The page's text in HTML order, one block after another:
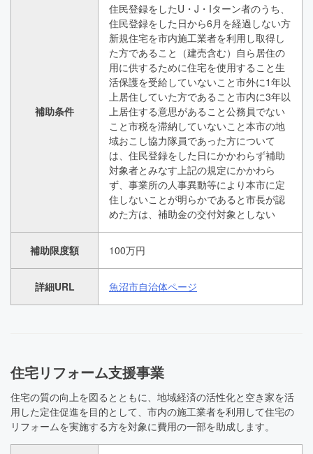
補助条件
住民登録をしたU・J・Iターン者のうち、
住民登録をした日から6月を経過しない方
新規住宅を市内施工業者を利用し取得し
た方であること（建売含む）自ら居住の
用に供するために住宅を使用すること生
活保護を受給していないこと市外に1年以
上居住していた方であること市内に3年以
上居住する意思があること公務員でない
こと市税を滞納していないこと本市の地
域おこし協力隊員であった方について
は、住民登録をした日にかかわらず補助
対象者とみなす上記の規定にかかわら
ず、事業所の人事異動等により本市に定
住しないことが明らかであると市長が認
めた方は、補助金の交付対象としない
補助限度額 100万円
詳細URL 魚沼市自治体ページ
住宅リフォーム支援事業
住宅の質の向上を図るとともに、地域経済の活性化と空き家を活
用した定住促進を目的として、市内の施工業者を利用して住宅の
リフォームを実施する方を対象に費用の一部を助成します。